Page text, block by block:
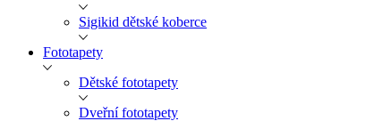
Sigikid dětské koberce
Fototapety
Dětské fototapety
Dveřní fototapety